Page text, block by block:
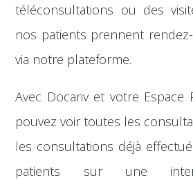
téléconsultations ou des
nos patients prennent
via notre plateforme.
Avec Docariv et votre Espace
pouvez voir toutes les
les consultations déjà
patients sur une